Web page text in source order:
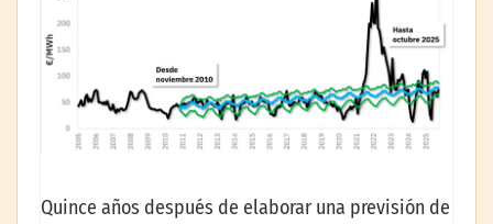
Quince años después de elaborar una previsión de